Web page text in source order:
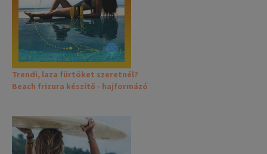
Trendi, laza fürtöket szeretnél?
Beach frizura készítő - hajformázó